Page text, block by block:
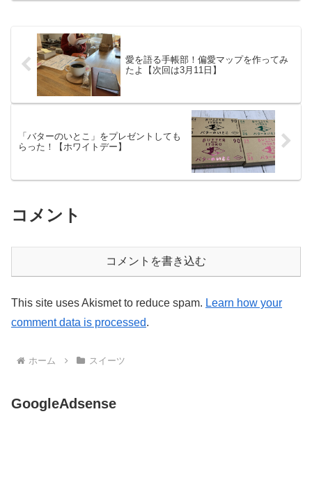
愛を語る手帳部！偏愛マップを作ってみ
たよ【次回は3月11日】
「バターのいとこ」をプレゼントしても
らった！【ホワイトデー】
コメント
コメントを書き込む
This site uses Akismet to reduce spam. Learn how your
comment data is processed.
ホーム スイーツ
GoogleAdsense